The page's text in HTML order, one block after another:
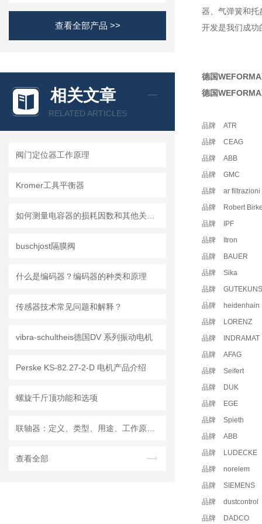
查看全部产品 >>
相关文章
RELATED ARTICLES
阀门定位器工作原理
Kromer工具平衡器
buschjost隔膜阀
什么是编码器？编码器的种类和原理
传感器技术常见问题和解释？
vibra-schultheis德国DV 系列振动电机
Perske KS-82.27-2-D 电机产品介绍
螺旋千斤顶功能和选项
查看全部
器、气弹簧和托
开发是我们成功
德国
德国
品牌
ATR
品牌
CEAG
品牌
ABB
品牌
GMC
品牌
ar filtrazioni
品牌
Robert
品牌
IPF
品牌
Itron
品牌
BAUER
品牌
Sika
品牌
品牌
heidenhain
品牌
LORENZ
品牌
INDRAMAT
品牌
AFAG
品牌
Seifert
品牌
DUK
品牌
EGE
品牌
Spieth
品牌
ABB
品牌
LUDECKE
品牌
norelem
品牌
SIEMENS
品牌
dustcontrol
品牌
DADCO